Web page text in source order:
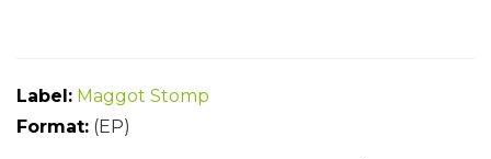
Label: Maggot Stomp
Format: (EP)